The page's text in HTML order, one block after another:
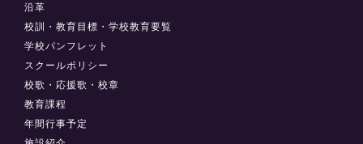
沿革
校訓・教育目標・学校教育要覧
学校パンフレット
スクールポリシー
校歌・応援歌・校章
教育課程
年間行事予定